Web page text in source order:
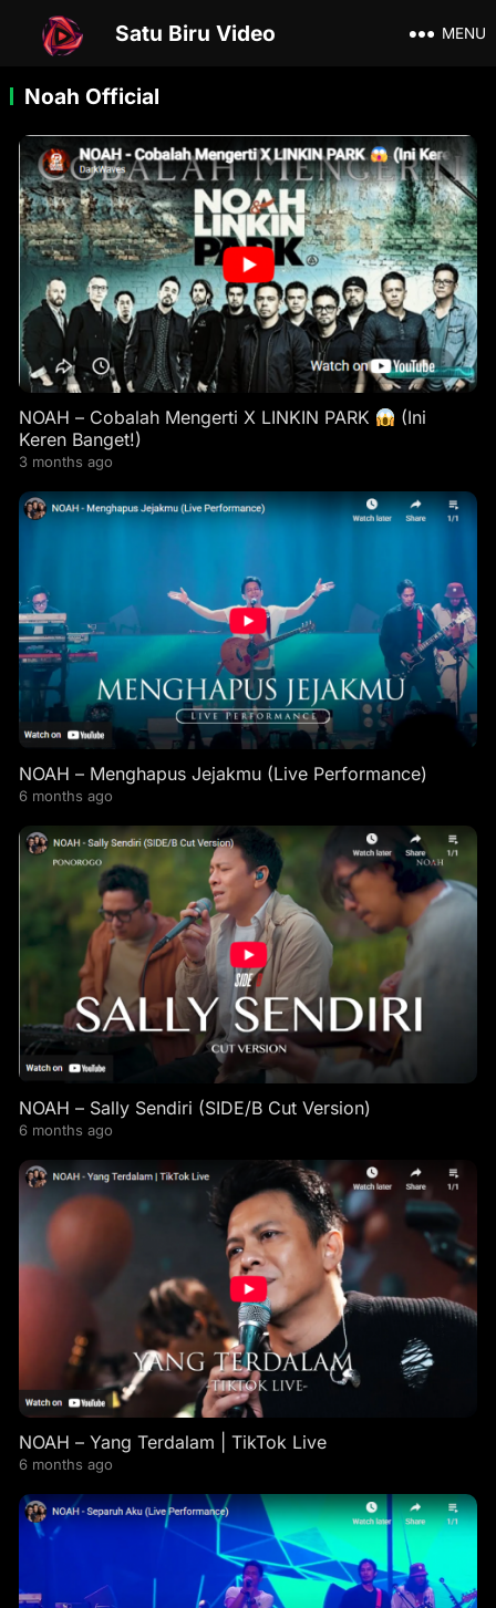
Satu Biru Video MENU
Noah Official
NOAH – Cobalah Mengerti X LINKIN PARK
(Ini
Keren Banget!)
3 months ago
NOAH – Menghapus Jejakmu (Live Performance)
6 months ago
NOAH – Sally Sendiri (SIDE/B Cut Version)
6 months ago
NOAH – Yang Terdalam | TikTok Live
6 months ago